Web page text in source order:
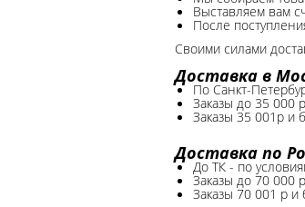
Выставляем вам
После
Своими силами
Доставка в
По Санкт-
Заказы до 35 000
Заказы 35 001р и
Доставка по
До ТК - по
Заказы до 70 000
Заказы 70 001 р и